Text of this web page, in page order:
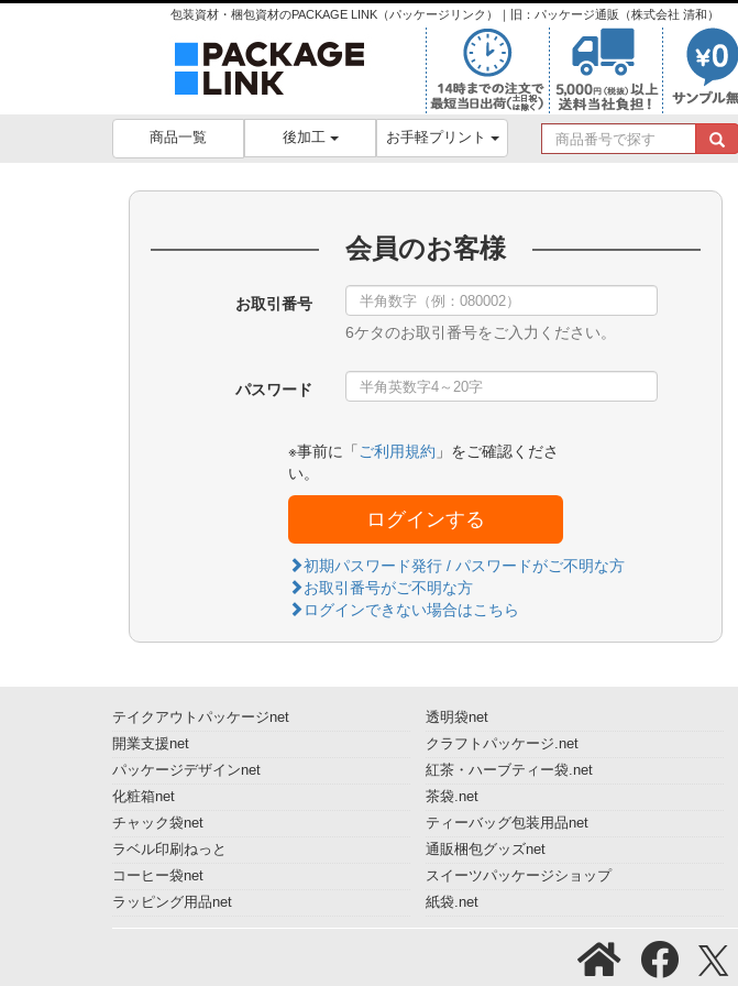
包装資材・梱包資材のPACKAGE LINK（パッケージリンク）｜旧：パッケージ通販（株式会社 清和）
商品一覧 後加工 お手軽プリント
商
品
会員のお客様
お取引番号
6ケタのお取引番号をご入力ください。
パスワード
※事前に「 ご利用規約 」をご確認くださ
い。
ログインする
初期パスワード発行 / パスワードがご不明な方
お取引番号がご不明な方
ログインできない場合はこちら
テイクアウトパッケージnet
開業支援net
パッケージデザインnet
化粧箱net
チャック袋net
ラベル印刷ねっと
コーヒー袋net
ラッピング用品net
透明袋net
クラフトパッケージ.net
紅茶・ハーブティー袋.net
茶袋.net
ティーバッグ包装用品net
通販梱包グッズnet
スイーツパッケージショップ
紙袋.net